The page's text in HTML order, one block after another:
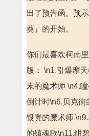
出了预告函。预
葵』的开始。
你们最喜欢柯南
版： \n1.引爆摩
末的魔术师 \n4.
倒计时\n6.贝克街
银翼的魔术师
的镇魂歌\n11.绀